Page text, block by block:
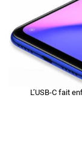
L’USB-C fait